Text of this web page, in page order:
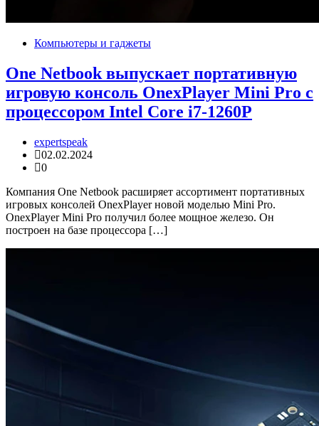
Компьютеры и гаджеты
One Netbook выпускает портативную
игровую консоль OnexPlayer Mini Pro с
процессором Intel Core i7-1260P
expertspeak
02.02.2024
0
Компания One Netbook расширяет ассортимент портативных
игровых консолей OnexPlayer новой моделью Mini Pro.
OnexPlayer Mini Pro получил более мощное железо. Он
построен на базе процессора […]